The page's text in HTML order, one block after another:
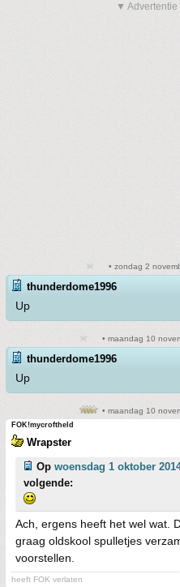
▼ Advertentie
• zondag 2
thunderdome1996
Up
• maandag 10
thunderdome1996
Up
• maandag 10
FOK!mycroftheld
Wrapster
Op woensdag 1 oktober
volgende:
Ach, ergens heeft het wel wat.
graag oldskool spulletjes
voorstellen.
heeft FOK verlaten